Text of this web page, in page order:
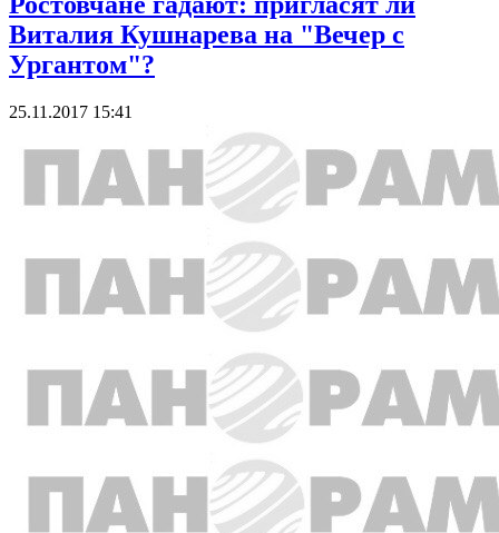
Виталия Кушнарева на "Вечер с
Ургантом"?
25.11.2017 15:41